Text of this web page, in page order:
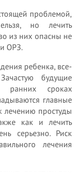
проблемой,
но лечить
из них опасны не
ОРЗ.
ребенка, все-
будущие
ранних сроках
главные
лечению простуды
как и лечить
серьезно. Риск
лечения